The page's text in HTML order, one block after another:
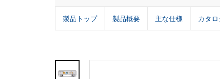
製品トップ 製品概要 主な仕様 カタ